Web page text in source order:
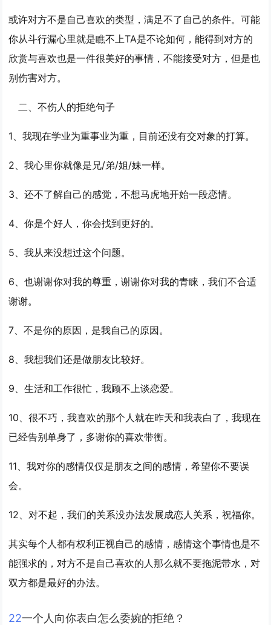
或许对方不是自己喜欢的类型，满足不了自己的条件。可能
你从斗行漏心里就是瞧不上TA是不论如何，能得到对方的
欣赏与喜欢也是一件很美好的事情，不能接受对方，但是也
别伤害对方。
二、不伤人的拒绝句子
1、我现在学业为重事业为重，目前还没有交对象的打算。
2、我心里你就像是兄/弟/姐/妹一样。
3、还不了解自己的感觉，不想马虎地开始一段恋情。
4、你是个好人，你会找到更好的。
5、我从来没想过这个问题。
6、也谢谢你对我的尊重，谢谢你对我的青睐，我们不合适
谢谢。
7、不是你的原因，是我自己的原因。
8、我想我们还是做朋友比较好。
9、生活和工作很忙，我顾不上谈恋爱。
10、很不巧，我喜欢的那个人就在昨天和我表白了，我现在
已经告别单身了，多谢你的喜欢带衡。
11、我对你的感情仅仅是朋友之间的感情，希望你不要误
会。
12、对不起，我们的关系没办法发展成恋人关系，祝福你。
其实每个人都有权利正视自己的感情，感情这个事情也是不
能强求的，对方不是自己喜欢的人那么就不要拖泥带水，对
双方都是最好的办法。
22一个人向你表白怎么委婉的拒绝？